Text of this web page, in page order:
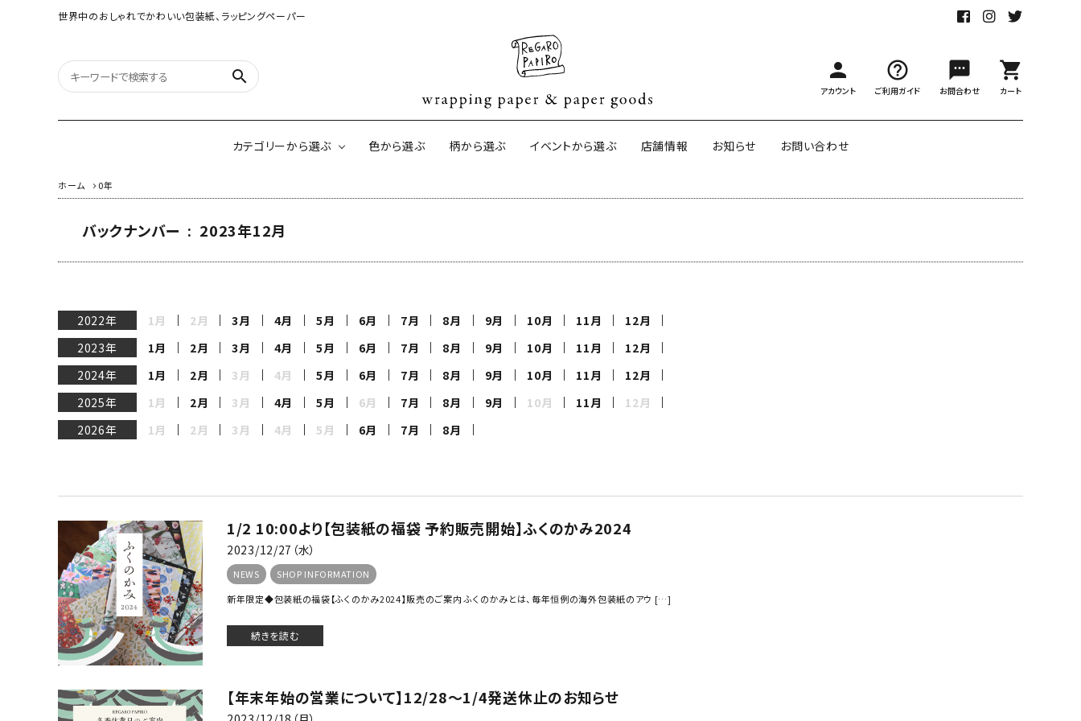
世界中のおしゃれでかわいい包装紙、ラッピングペーパー
search person
アカウント
help_outline
ご利用ガイド
sms
お問合わせ
shopping_cart
カート
カテゴリーから選ぶ
オリジナルラッピング
紙雑貨
ネパールのペーパーロゼ
ッタ&ガーランド
色から選ぶ 柄から選ぶ イベントから選ぶ 店舗情報 お知らせ お問い合わせ
ホーム 0年
バックナンバー : 2023年12月
2022年 1月 2月 3月 4月 5月 6月 7月 8月 9月 10月 11月
12月
2023年
1月 2月 3月 4月 5月 6月 7月 8月 9月 10月 11月
12月
2024年
1月 2月 3月 4月 5月 6月 7月 8月 9月 10月 11月
12月
2025年
1月 2月 3月 4月 5月 6月 7月 8月 9月 10月 11月
12月
2026年
1月 2月 3月 4月 5月 6月 7月 8月
1/2 10:00より【包装紙の福袋 予約販売開始】ふくのかみ2024
2023/12/27（水）
NEWS
SHOP INFORMATION
新年限定◆包装紙の福袋【ふくのかみ2024】販売のご案内 ふくのかみとは、毎年恒例の海外包装紙のアウ […]
続きを読む
【年末年始の営業について】12/28〜1/4発送休止のお知らせ